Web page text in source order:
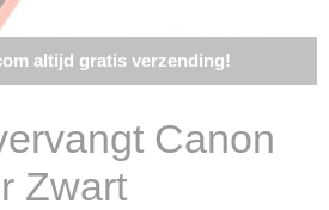
altijd gratis verzending!
Canon
Zwart